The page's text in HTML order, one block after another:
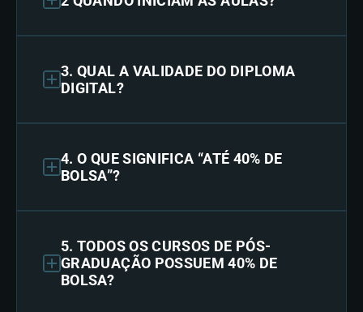
3. QUAL A VALIDADE DO DIPLOMA
DIGITAL?
4. O QUE SIGNIFICA “ATÉ 40% DE
BOLSA”?
5. TODOS OS CURSOS DE PÓS-
GRADUAÇÃO POSSUEM 40% DE
BOLSA?